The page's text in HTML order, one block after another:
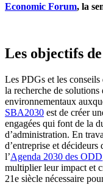
Economic Forum, la
Les objectifs
Les PDGs et les
la recherche de
environnementaux
SBA2030 est de créer
engagées qui font de la
d’administration. En
d’entreprise et décideurs
l’Agenda 2030 des ODD
multiplier leur impact et
21e siècle nécessaire